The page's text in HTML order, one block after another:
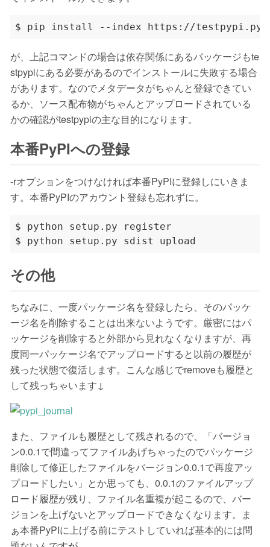
$ pip install --index https://
が、上記コマンドの場合は依存関係にあるパッケージもte
stpypiにある必要があるのでインストールに失敗する場合
があります。なのでメタデータがちゃんと登録できてい
るか、ソース配布物がちゃんとアップロードされている
かの確認がtestpypiの主な目的になります。
本番PyPIへの登録
-rオプションをつけなければ本番PyPIに登録しにいきま
す。本番PyPIのアカウント登録も忘れずに。
その他
ちなみに、一度パッケージ名を登録したら、そのパッケ
ージ名を削除することは出来ないようです。厳密にはパ
ッケージを削除すると外部から見れなくなりますが、再
度同一パッケージ名でアップロードすると以前の履歴が
残った状態で復活します。こんな感じでremoveも履歴と
して残っちゃいます↓
また、ファイルも履歴として残されるので、「バージョ
ン0.0.1で間違ってファイルあげちゃったのでパッケージ
削除して修正したファイルをバージョン0.0.1で再度アッ
プロードしたい」とか思っても、0.0.1のファイルアップ
ロード履歴が残り、ファイル名重複が起こるので、バー
ジョンを上げないとアップロードできなくなります。ま
ぁ本番PyPIに上げる前にテストしていれば基本的には問